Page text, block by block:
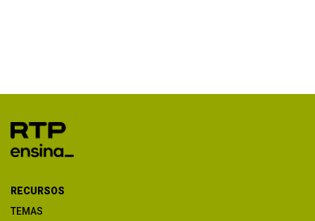
RECURSOS
TEMAS